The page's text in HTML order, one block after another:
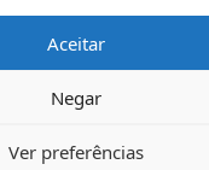
Aceitar
Negar
Ver preferências